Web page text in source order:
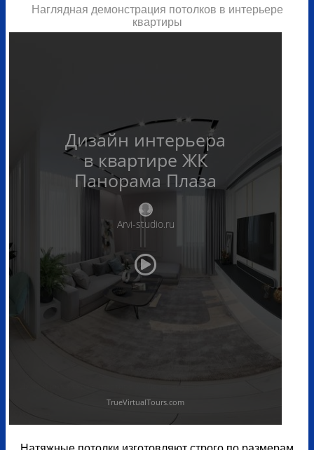
Наглядная демонстрация потолков в интерьере
квартиры